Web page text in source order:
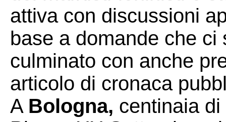
attiva con discussioni
base a domande che
culminato con anche
articolo di cronaca
A Bologna, centinaia